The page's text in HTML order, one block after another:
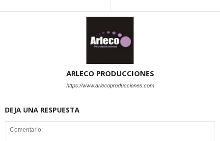
ARLECO PRODUCCIONES
https://www.arlecoproducciones.com
DEJA UNA RESPUESTA